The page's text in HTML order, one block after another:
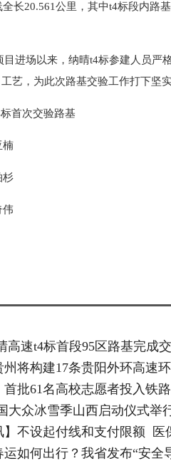
长20.561公里，其中t4标段内路
目进场以来，纳晴t4标参建人员
艺，为此次路基交验工作打下坚
首次交验路基
楠
杉
伟
高速t4标首段95区路基完成
州将构建17条贵阳外环高速
批61名高校志愿者投入铁
大众冰雪季山西启动仪式举
】不设起付线和支付限额 医
如何出行？我省发布“安全